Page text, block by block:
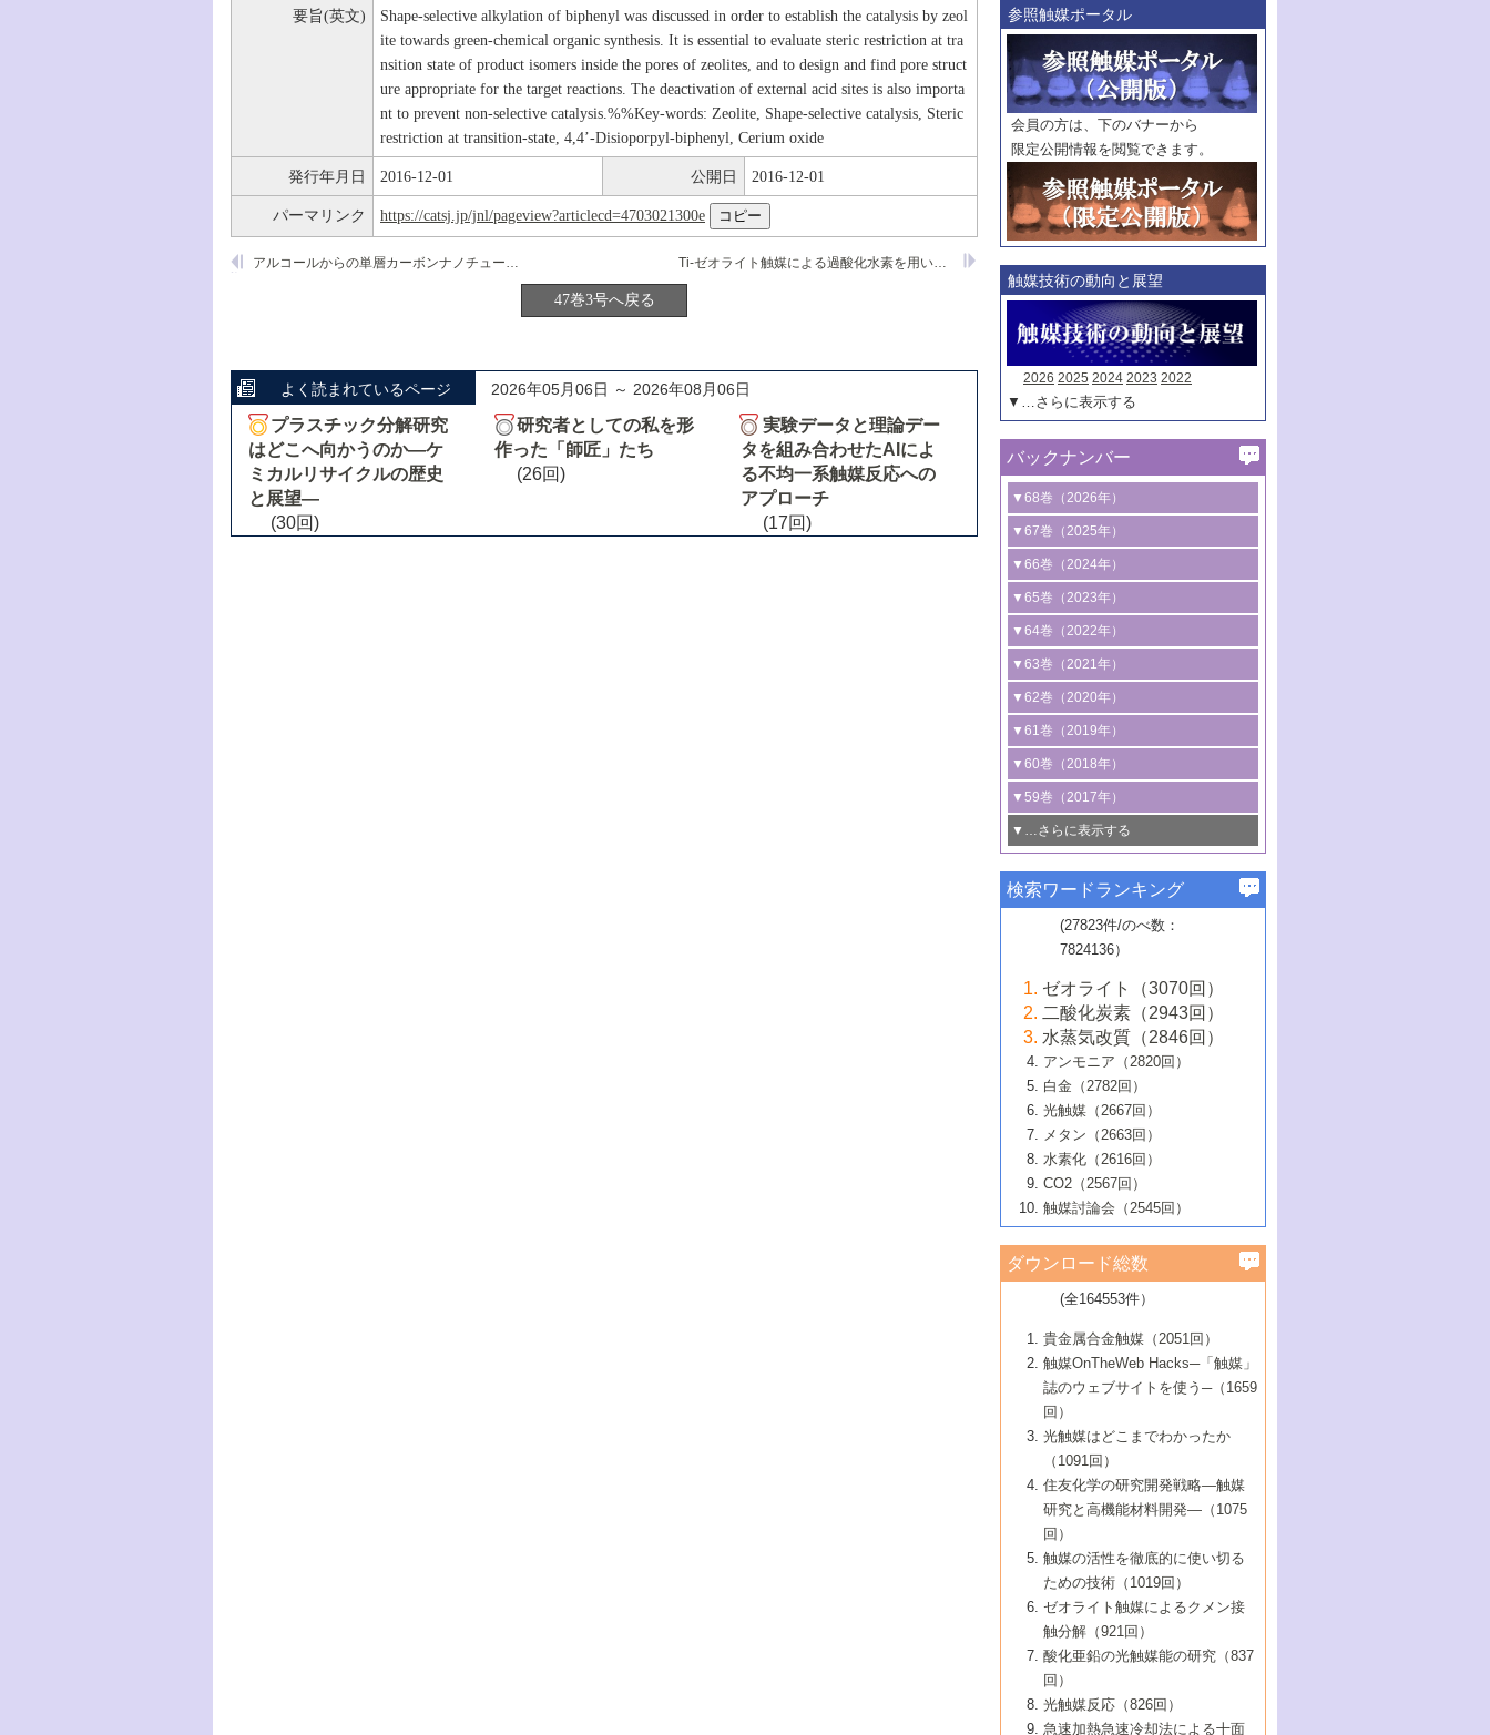
要旨(英文)
Shape-selective alkylation of biphenyl was discussed in order to establish the catalysis by zeol
ite towards green-chemical organic synthesis. It is essential to evaluate steric restriction at tra
nsition state of product isomers inside the pores of zeolites, and to design and find pore struct
ure appropriate for the target reactions. The deactivation of external acid sites is also importa
nt to prevent non-selective catalysis.%%Key-words: Zeolite, Shape-selective catalysis, Steric
restriction at transition-state, 4,4’-Disioporpyl-biphenyl, Cerium oxide
発行年月日 2016-12-01 公開日 2016-12-01
パーマリンク https://catsj.jp/jnl/pageview?articlecd=4703021300e
Ti-ゼオライト触媒による過酸化水素を用いた酸化反応
アルコールからの単層カーボンナノチューブの熱CVD合成
47巻3号へ戻る
よく読まれているページ 2026年05月06日 ～ 2026年08月06日
プラスチック分解研究
はどこへ向かうのか―ケ
ミカルリサイクルの歴史
と展望―
(30回)
研究者としての私を形
作った「師匠」たち
(26回)
実験データと理論デー
タを組み合わせたAIによ
る不均一系触媒反応への
アプローチ
(17回)
巻・号指定
巻
号
範囲指定
巻
号～
巻
号
触媒年鑑
年度
記事種別
マーク：
マークあり
参照触媒ポータル
会員の方は、下のバナーから
限定公開情報を閲覧できます。
触媒技術の動向と展望
2026 2025 2024 2023 2022
▼…さらに表示する
バックナンバー
▼68巻（2026年）
1号 過酸化水素合成に関する研究動向
2号 コンピューター技術により加速する
触媒開発
3号 有機分子変換やCO 資源化のための
光触媒に関する最近の研究
B号 第137回触媒討論会（2026年）
▼67巻（2025年）
1号 CO
水素化によるグリーン燃料/グリ
ーンケミカル製造
2号 水素製造のための水分解技術に関す
る最近の研究
3号 オレフィン系樹脂の精密合成に関す
る最新技術
4号 アルコール類の効率的変換を実現す
る非貴金属触媒の研究動向
5号 ゼオライトの合成と応用における研
究動向
6号 ヘテロ接合界面
B号 第135回触媒討論会（2025年）
▼66巻（2024年）
1号 低次元ナノ構造を有する触媒材料
2号 規制反応場を活用した固体触媒研究
の新展開
3号 未踏分子変換を目指した酸化触媒プ
ロセスの最前線
4号 シンクロトロン放射光および中性子
線を利用した触媒解析技術の最先端
5号 単原子触媒
6号 参照触媒委員会からのお知らせ
B号 第133回触媒討論会（2023年）
▼65巻（2023年）
1号 炭素が関わる触媒機能
2号 プラスチックケミカルリサイクルの
ための触媒技術
3号 非酸化物系金属化合物を基盤とした
触媒材料の開発
4号 格子酸素・格子酸素欠陥を利用した
触媒反応
5号 生体触媒によるエネルギー変換反応
6号 窒素とリンの循環のための触媒・機
能性材料
▼64巻（2022年）
1号 合成ガス製造とCOを用いるケミカル
ズ合成の最新動向
2号 化学品合成のための合金触媒開発
3号 CO の排出削減および有効活用のた
めの触媒技術
4号 若手による情報発信企画～とびたて
若き触媒の研究者たち～（1）
若き触媒の研究者たち～（2）
6号 石油のノーブル・ユースを志向した
触媒技術
大学：オンライン・対面開催）
▼63巻（2021年）
1号 金触媒の新展開
2号 ペロブスカイト
3号 特殊反応場を利用した触媒的分子変
換反応
4号 多孔質材料を用いた触媒の新展開
5号 情報学的手法を用いた触媒開発
6号 カーボンニュートラルに向けた電解
技術
B号 第127回触媒討論会（2021年・オン
ライン開催(Zoom)のみ）
▼62巻（2020年）
1号 触媒設計を拓く欠陥構造のキャラク
タリゼーション
2号 機能化学品製造に資するクリーンな
触媒的酸化反応
3号 水処理のための触媒化学
4号 光触媒を用いた水分解の最新の研究
動向
5号 次世代の触媒プロセスを支えるマイ
6号 メタン転換技術の最新動向
B号 第125回触媒討論会（2020年・工学
院大学）
▼61巻（2019年）
1号 物質移動制御に着目した触媒プロセ
ス開発
2号 CO2 フリー水素サプライチェーンに
関わる触媒開発動向
3号 精密高分子合成に関する最近の研究
動向
4号 バイオマス化成品製造のための触媒
5号 固体触媒による含窒素有機化合物変
換の最前線
6号 貴金属使用量低減に向けた自動車排
ガス浄化触媒の開発
B号 第123回触媒討論会（2019年・大阪
▼60巻（2018年）
1号 固体酸触媒の最新の研究動向
2号 二酸化炭素からの有用化学品合成
3号 ナノ粒子・クラスター触媒の最前線
4号 60周年記念企画
5号 進化するゼオライト合成技術
6号 非貴金属系触媒における電気化学的
B号 第121回触媒討論会（2018年・東京
大学）
▼59巻（2017年）
1号 いたるところに，触媒
最先端技術
3号 無機分離膜材料の開発と触媒反応プ
ロセスへの適用
5号 水素のふるまいを解き明かす最先端
研究
6号 低級アルカンの有効利用のための触
媒技術
B号 第119回触媒討論会（2017年・首都
大学東京）
▼…さらに表示する
1号 ユニークな構造の高分子を生み出す触
2号 リグニンからの化成品製造に向けた触
媒技術
3号 触媒研究の最先端～とびたて若き研究
者たち～（1）
4号 触媒研究の最先端～とびたて若き研究
者たち～（2）
5号 触媒研究の最先端～とびたて若き研究
者たち～（3）
6号 イオニクス材料と燃料電池・電解合成
の最新の研究動向
B号 第117回触媒討論会（2016年・大阪府
立大学）
▼57巻（2015年）
1号 水素キャリアにかかわる触媒技術の新
2号 石油精製用触媒の最近の進展
3号 固体酸化物形燃料電池（SOFC）におけ
るアノード触媒上での燃料直接改質技術
4号 コアシェル構造の制御による触媒機能
5号 工業触媒およびその周辺技術の最近の
進歩
6号 ナノシート
B号 第115回触媒討論会（2015年・成蹊大
▼56巻（2014年）
2号 光触媒反応機構に関する最新の研究動
向
開発動向
4号 人工光合成に向けた近年のアプローチ
5号 未利用熱エネルギーの有効活用に貢献
する触媒技術
6号 ポリオキソメタレート
B号 第113回触媒討論会（2014年・ロワジ
ールホテル豊橋）
1号 高耐久性燃料電池システム用触媒にお
ける新展開
2号 リビングラジカル重合の最近の動向
3号 天然ガスの化学工業的展開に関する触
媒技術
4号 貴金属触媒の精密構造制御とその活用
5号 バイオマス化成品製造のための固体触
6号 ナノ空間─吸着状態解析から新機能開拓
B号 第111回触媒討論会（2013年・関西大
▼54巻（2012年）
1号 規則性多孔体の利用技術における最近
の進歩
2号 第109回触媒討論会
3号 貴金属低減技術の最新動向
4号 貴金属代替技術の最新動向
5号 光触媒による物質変換反応の新展開
6号 グラフェン
7号 水素を利用する化成品合成の新潮流
▼53巻（2011年）
1号 金属学から見る合金触媒の新展開
2号 第107回触媒討論会
3号 触媒のその場観察法の進歩（１）
4号 触媒のその場観察法の進歩（２）
5号 不活性結合の触媒的活性化による有機
合成
6号 新しい固体酸触媒技術
7号 ゼオライト合成における最近の進歩
▼52巻（2010年）
1号 触媒の劣化対策と長寿命触媒開発
2号 第105回触媒討論会
3号 ナノ構造が拓く新機能
4号 活性サイトおよびその環境の精密な設
計による触媒の高機能化
5号 触媒を有効に使うための技術
7号 有機分子触媒による精密有機合成
8号 高機能化ポリオレフィンに向けた重合
触媒の最近の進展
1号 炭素材料－熱い注目を集める材料－
2号 第103回触媒討論会
3号 環境浄化用光触媒の現状と課題
4号 水素社会の実現に向けた水素製造・貯
蔵技術の進歩
5号 CO2が関わる触媒・材料
7号 持続可能社会実現のための触媒および
触媒関連技術
▼50巻（2008年）
1号 触媒化学と学会のこの10年，半世紀，
そして未来
2号 第101回触媒討論会
4号 錯体を利用したユニークな表面構造の
構築と機能
5号 若手会員による触媒研究の未来展望1：
企業編
6号 第102回触媒討論会
7号 触媒・化学反応における計算化学の進
8号 若手研究者による触媒研究の未来展望
2：大学・研究所編
▼49巻（2007年）
1号 含フッ素化合物の合成と触媒
2号 第99回触媒討論会
3号 実用的ファインケミカル合成プロセス
を実現する触媒
5号 こんな物質，あんな物質―新たな触媒
の可能性―
7号 『結晶の化学』を活かした触媒研究
8号 イオン液体の応用
▼48巻（2006年）
1号 固体酸触媒の最近の進歩
2号 第97回触媒討論会
3号 リビング重合触媒の最近の展開
5号 水素製造・貯蔵のための触媒技術の新
しい展開
6号 第98回触媒討論会
7号 基礎化学品製造の触媒技術
8号 多機能型リアクター
1号 最近の触媒担体とその効果
2号 第95回触媒討論会
4号 水分解用光触媒材料
5号 時間分解分光の進歩と応用
6号 第96回触媒討論会
8号 超臨界流体を用いた化学プロセスの新
▼46巻（2004年）
1号 部分酸化反応触媒の最前線
2号 第93回触媒討論会
3号 特殊エネルギー場の触媒反応
4号 生体内における金属の触媒作用
5号 ファインケミカルズの展開に寄与する
6号 第94回触媒討論会
7号 サブナノレベルでみた新しい表面現象
8号 オレフィン重合触媒の新たな展
▼45巻（2003年）
1号 なぜこの触媒が良いのか？
2号 第91回触媒討論会
3号 最近の自動車排ガス処理技術
4号 触媒研究の現状と将来─第90回触媒討論
5号 基礎化学品製造の触媒技術
6号 第92回触媒討論会
7号 基礎化学品製造の触媒技術
8号 資源の循環と触媒技術
▼44巻（2002年）
1号 高次制御された触媒の化学
2号 第89回触媒討論会
3号 触媒を利用した電気化学の新展開
4号 ナノ材料の調製と機能化
5号 こんな触媒が欲しい
6号 第90回触媒討論会
7号 触媒研究と学術雑誌/情報
8号 若い世代からみた触媒化学の現状と未
▼43巻（2001年）
1号 グリーンケミストリーと触媒
2号 第87回触媒討論会特集号
3号 生体触媒とバイオプロセス
4号 水素製造・利用の触媒化学
5号 触媒研究における新しい切り口：コン
ビナトリアルケミストリー
6号 第88回触媒討論会特集号
7号 企業における触媒研究のブレークスル
8号 この材料を触媒として使ってみません
▼42巻（2000年）
1号 触媒反応工学の明日を拓く
2号 第85回触媒討論会
3号 反応ダイナミクス
5号 触媒のおもしろさをどのように伝える
6号 第86回触媒討論会
7号 水素化精製触媒の新しい展開
8号 新しい反応性と機能性を目指した金属
クラスタ-化学
▼41巻（1999年）
1号 孔、穴、あな?-特異な空間とその利用-
2号 第83回触媒討論会
3号 均一系触媒反応最前線
4号 実用炭素材料の新展開
5号 研究の方法論を考える
7号 機能性金属材料と触媒
8号 触媒研究へのNMRの応用と展望
▼40巻（1998年）
進展と21世紀への提言/創立40周年記念・触
媒学会この10年の歩みとこれから/創立40周
2号 第81回触媒討論会
3号 計算機触媒化学へのさそい
4号 触媒劣化の制御と予測
5号 最新の実用プロセスと触媒
6号 第82回触媒討論会
1号 均一系と不均一系触媒反応-その特徴と
接点
2号 第79回触媒討論会
3号 最新NO除去触媒の実用化研究
4号 新しい反応場を目指した触媒調製
5号 反応・分離技術の新しい展開
6号 第80回触媒討論会
▼38巻（1996年）
1号 触媒の構造と触媒作用/C1化学を中心と
する21世紀への触媒
3号 オリンピックメダル:金・銀・銅はどん
な触媒作用を示すか
4号 触媒作用における機能の複合化
▼37巻（1995年）
1号 ファインケミカルズと固体触媒
2号 第75回触媒討論会
3号 希土類を利用した触媒
4号 触媒とリサイクル
5号 エネルギー変換触媒
▼36巻（1994年）
1号 電気化学と触媒
2号 第73回触媒討論会
3号 C4化学の展開
4号 《通常号》
▼35巻（1993年）
1号 工業触媒開発マニュアル―探索から工
業化まで
2号 第71回触媒討論会
▼34巻（1992年）
1号 インパクトを与えたこの研究
2号 第69回触媒討論会
▼33巻（1991年）
1号 触媒プロセス開発マニュアル―探索か
▼32巻（1990年）
検索ワードランキング
(27823件/のべ数：
7824136）
ゼオライト（3070回）
二酸化炭素（2943回）
水蒸気改質（2846回）
アンモニア（2820回）
白金（2782回）
光触媒（2667回）
メタン（2663回）
水素化（2616回）
CO2（2567回）
触媒討論会（2545回）
ダウンロード総数
(全164553件）
貴金属合金触媒（2051回）
触媒OnTheWeb Hacks─「触媒」
誌のウェブサイトを使う─（1659
回）
光触媒はどこまでわかったか
（1091回）
住友化学の研究開発戦略―触媒
研究と高機能材料開発―（1075
回）
触媒の活性を徹底的に使い切る
ための技術（1019回）
ゼオライト触媒によるクメン接
触分解（921回）
酸化亜鉛の光触媒能の研究（837
回）
光触媒反応（826回）
急速加熱急速冷却法による十面